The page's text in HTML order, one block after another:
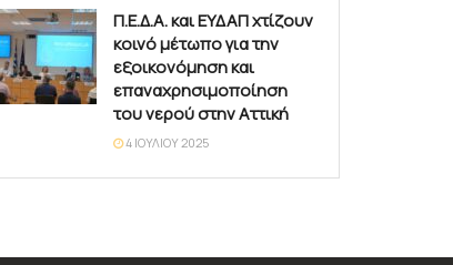
Π.Ε.Δ.Α. και ΕΥΔΑΠ χτίζουν
κοινό μέτωπο για την
εξοικονόμηση και
επαναχρησιμοποίηση
του νερού στην Αττική
4 ΙΟΥΛΊΟΥ 2025